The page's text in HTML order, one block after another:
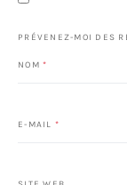
PRÉVENEZ-MOI DES
NOM *
E-MAIL *